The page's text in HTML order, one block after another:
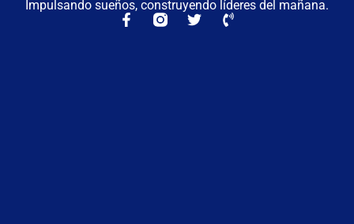
Impulsando sueños, construyendo líderes del mañana.